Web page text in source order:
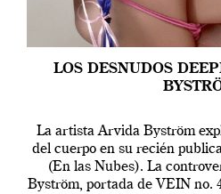
LOS DESNUDOS
La artista Arvida Byström
del cuerpo en su recién
(En las Nubes). La
Byström, portada de VEIN no.